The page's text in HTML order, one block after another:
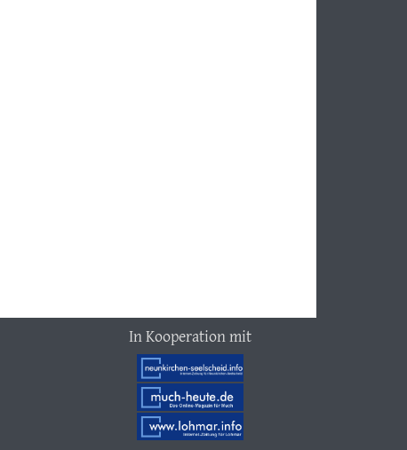
In Kooperation mit